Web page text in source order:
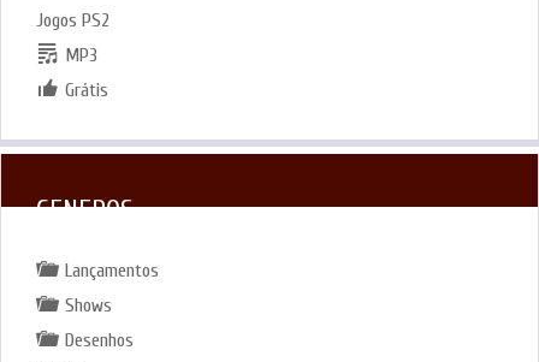
Jogos PS2
MP3
Grátis
GENEROS
Lançamentos
Shows
Desenhos